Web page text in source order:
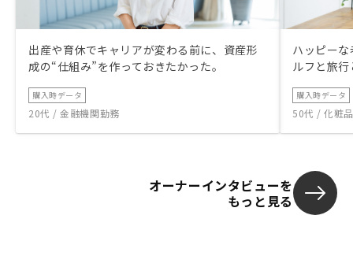
出産や育休でキャリアが変わる前に、資産形
成の“仕組み”を作っておきたかった。
購入時データ
20代 / 金融機関勤務
ハッピー
ルフと旅
購入時データ
50代 / 化粧
オーナーインタビューを
もっと見る